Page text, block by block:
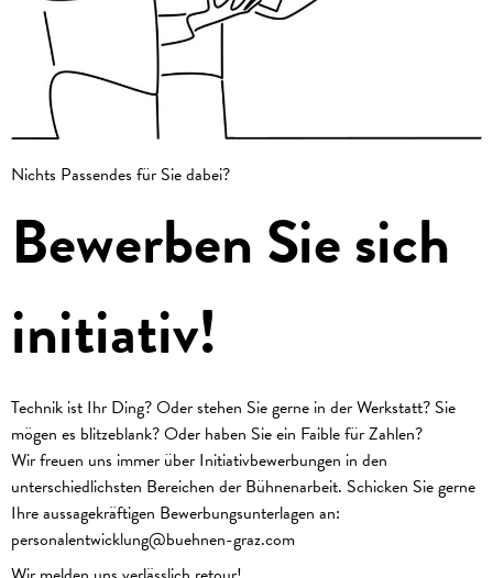
Nichts Passendes für Sie dabei?
Bewerben Sie sich
initiativ!
Technik ist Ihr Ding? Oder stehen Sie gerne in der Werkstatt? Sie
mögen es blitzeblank? Oder haben Sie ein Faible für Zahlen?
Wir freuen uns immer über Initiativbewerbungen in den
unterschiedlichsten Bereichen der Bühnenarbeit. Schicken Sie gerne
Ihre aussagekräftigen Bewerbungsunterlagen an:
personalentwicklung@buehnen-graz.com